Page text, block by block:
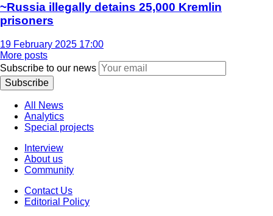
~Russia illegally detains 25,000 Kremlin
prisoners
19 February 2025 17:00
More posts
Subscribe to our news
Subscribe
All News
Analytics
Special projects
Interview
About us
Community
Contact Us
Editorial Policy